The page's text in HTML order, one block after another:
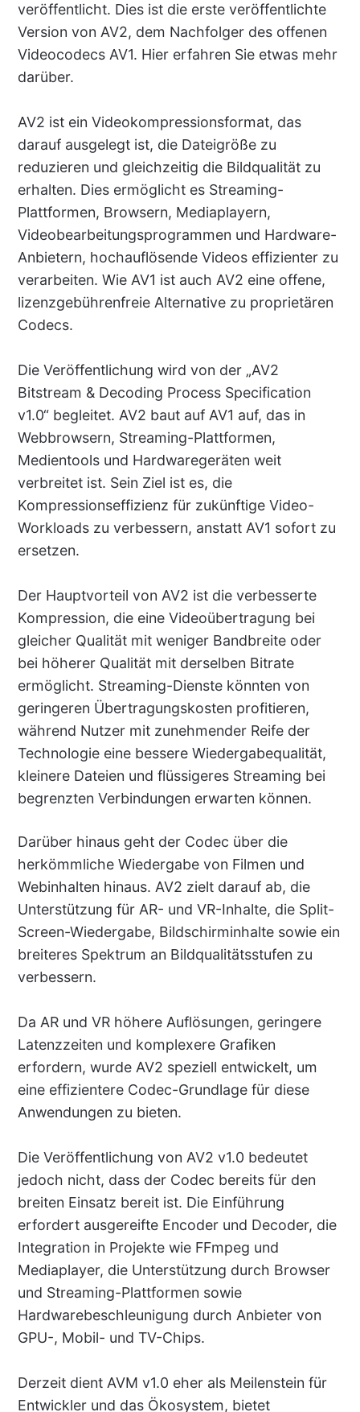
veröffentlicht. Dies ist die erste veröffentlichte
Version von AV2, dem Nachfolger des offenen
Videocodecs AV1. Hier erfahren Sie etwas mehr
darüber.
AV2 ist ein Videokompressionsformat, das
darauf ausgelegt ist, die Dateigröße zu
reduzieren und gleichzeitig die Bildqualität zu
erhalten. Dies ermöglicht es Streaming-
Plattformen, Browsern, Mediaplayern,
Videobearbeitungsprogrammen und Hardware-
Anbietern, hochauflösende Videos effizienter zu
verarbeiten. Wie AV1 ist auch AV2 eine offene,
lizenzgebührenfreie Alternative zu proprietären
Codecs.
Die Veröffentlichung wird von der „AV2
Bitstream & Decoding Process Specification
v1.0“ begleitet. AV2 baut auf AV1 auf, das in
Webbrowsern, Streaming-Plattformen,
Medientools und Hardwaregeräten weit
verbreitet ist. Sein Ziel ist es, die
Kompressionseffizienz für zukünftige Video-
Workloads zu verbessern, anstatt AV1 sofort zu
ersetzen.
Der Hauptvorteil von AV2 ist die verbesserte
Kompression, die eine Videoübertragung bei
gleicher Qualität mit weniger Bandbreite oder
bei höherer Qualität mit derselben Bitrate
ermöglicht. Streaming-Dienste könnten von
geringeren Übertragungskosten profitieren,
während Nutzer mit zunehmender Reife der
Technologie eine bessere Wiedergabequalität,
kleinere Dateien und flüssigeres Streaming bei
begrenzten Verbindungen erwarten können.
Darüber hinaus geht der Codec über die
herkömmliche Wiedergabe von Filmen und
Webinhalten hinaus. AV2 zielt darauf ab, die
Unterstützung für AR- und VR-Inhalte, die Split-
Screen-Wiedergabe, Bildschirminhalte sowie ein
breiteres Spektrum an Bildqualitätsstufen zu
verbessern.
Da AR und VR höhere Auflösungen, geringere
Latenzzeiten und komplexere Grafiken
erfordern, wurde AV2 speziell entwickelt, um
eine effizientere Codec-Grundlage für diese
Anwendungen zu bieten.
Die Veröffentlichung von AV2 v1.0 bedeutet
jedoch nicht, dass der Codec bereits für den
breiten Einsatz bereit ist. Die Einführung
erfordert ausgereifte Encoder und Decoder, die
Integration in Projekte wie FFmpeg und
Mediaplayer, die Unterstützung durch Browser
und Streaming-Plattformen sowie
Hardwarebeschleunigung durch Anbieter von
GPU-, Mobil- und TV-Chips.
Derzeit dient AVM v1.0 eher als Meilenstein für
Entwickler und das Ökosystem, bietet